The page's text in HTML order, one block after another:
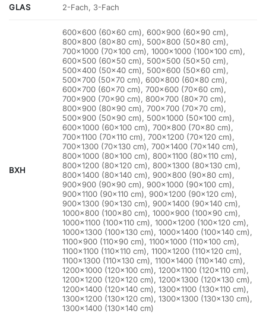
GLAS 2-Fach, 3-Fach
BXH
600×600 (60×60 cm), 600×900 (60×90 cm),
800×800 (80×80 cm), 500×800 (50×80 cm),
700×1000 (70×100 cm), 1000×1000 (100×100 cm),
600×500 (60×50 cm), 500×500 (50×50 cm),
500×400 (50×40 cm), 500×600 (50×60 cm),
500×700 (50×70 cm), 600×800 (60×80 cm),
600×700 (60×70 cm), 700×600 (70×60 cm),
700×900 (70×90 cm), 800×700 (80×70 cm),
800×900 (80×90 cm), 700×700 (70×70 cm),
500×900 (50×90 cm), 500×1000 (50×100 cm),
600×1000 (60×100 cm), 700×800 (70×80 cm),
700×1100 (70×110 cm), 700×1200 (70×120 cm),
700×1300 (70×130 cm), 700×1400 (70×140 cm),
800×1000 (80×100 cm), 800×1100 (80×110 cm),
800×1200 (80×120 cm), 800×1300 (80×130 cm),
800×1400 (80×140 cm), 900×800 (90×80 cm),
900×900 (90×90 cm), 900×1000 (90×100 cm),
900×1100 (90×110 cm), 900×1200 (90×120 cm),
900×1300 (90×130 cm), 900×1400 (90×140 cm),
1000×800 (100×80 cm), 1000×900 (100×90 cm),
1000×1100 (100×110 cm), 1000×1200 (100×120 cm),
1000×1300 (100×130 cm), 1000×1400 (100×140 cm),
1100×900 (110×90 cm), 1100×1000 (110×100 cm),
1100×1100 (110×110 cm), 1100×1200 (110×120 cm),
1100×1300 (110×130 cm), 1100×1400 (110×140 cm),
1200×1000 (120×100 cm), 1200×1100 (120×110 cm),
1200×1200 (120×120 cm), 1200×1300 (120×130 cm),
1200×1400 (120×140 cm), 1300×1100 (130×110 cm),
1300×1200 (130×120 cm), 1300×1300 (130×130 cm),
1300×1400 (130×140 cm)